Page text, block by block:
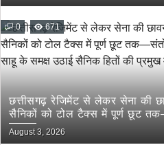
0 671
छत्तीसगढ़ रेजिमेंट से लेकर सेना की
सैनिकों को टोल टैक्स में पूर्ण छूट
मंत्री तोखन साहू के समक्ष उठाई
August 3, 2026